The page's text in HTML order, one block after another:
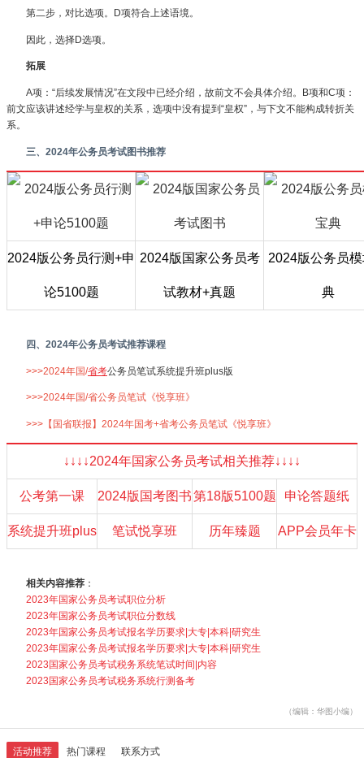
第二步，对比选项。D项符合上述语境。
因此，选择D选项。
拓展
A项：“后续发展情况”在文段中已经介绍，故前文不会具体介绍。B项和C项：
前文应该讲述经学与皇权的关系，选项中没有提到“皇权”，与下文不能构成转折关
系。
三、2024年公务员考试图书推荐
2024版公务员行测+申
论5100题
2024版国家公务员考
试教材+真题
2024版公务员
典
四、2024年公务员考试推荐课程
>>>2024年国/省考公务员笔试系统提升班plus版
>>>2024年国/省公务员笔试《悦享班》
>>>【国省联报】2024年国考+省考公务员笔试《悦享班》
↓↓↓↓2024年国家公务员考试相关推荐↓↓↓↓
公考第一课 2024版国考图书第18版5100题 申论答题纸
系统提升班plus 笔试悦享班 历年臻题 APP会员年卡
相关内容推荐 ：
2023年国家公务员考试职位分析
2023年国家公务员考试职位分数线
2023年国家公务员考试报名学历要求|大专|本科|研究生
2023年国家公务员考试报名学历要求|大专|本科|研究生
2023国家公务员考试税务系统笔试时间|内容
2023国家公务员考试税务系统行测备考
（编辑：华图小编）
活动推荐 热门课程 联系方式